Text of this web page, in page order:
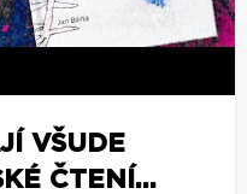
VŠUDE
ČTENÍ...